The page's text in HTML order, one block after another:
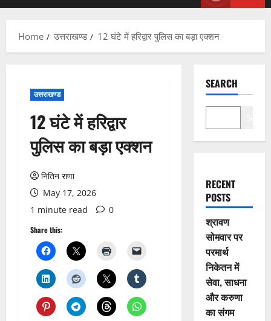
Home उत्तराखण्ड 12 घंटे में हरिद्वार पुलिस का बड़ा एक्शन
उत्तराखण्ड
12 घंटे में हरिद्वार
पुलिस का बड़ा एक्शन
नितिन राणा
May 17, 2026
1 minute read
0
Share this:
SEARCH
RECENT
POSTS
श्रावण
सोमवार पर
परमार्थ
निकेतन में
सेवा, साधना
और करुणा
का संगम